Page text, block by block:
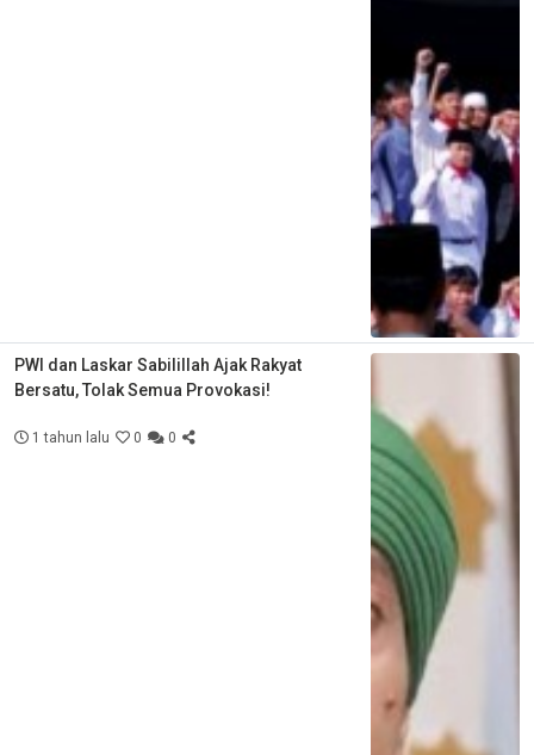
PWI dan Laskar Sabilillah Ajak Rakyat
Bersatu, Tolak Semua Provokasi!
1 tahun lalu 0 0